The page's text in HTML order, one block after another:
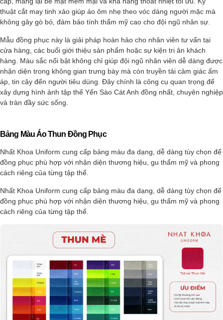
thuật cắt may tinh xảo giúp áo ôm nhẹ theo vóc dáng người mặc mà
không gây gò bó, đảm bảo tính thẩm mỹ cao cho đội ngũ nhân sự.
Mẫu đồng phục này là giải pháp hoàn hảo cho nhân viên tư vấn tại
cửa hàng, các buổi giới thiệu sản phẩm hoặc sự kiện tri ân khách
hàng. Màu sắc nổi bật không chỉ giúp đội ngũ nhân viên dễ dàng được
nhận diện trong không gian trưng bày mà còn truyền tải cảm giác ấm
áp, tin cậy đến người tiêu dùng. Đây chính là công cụ quan trọng để
xây dựng hình ảnh tập thể Yến Sào Cát Anh đồng nhất, chuyên nghiệp
và tràn đầy sức sống.
Bảng Màu Áo Thun Đồng Phục
Nhất Khoa Uniform cung cấp bảng màu đa dạng, dễ dàng tùy chọn để
đồng phục phù hợp với nhận diện thương hiệu, gu thẩm mỹ và phong
cách riêng của từng tập thể.
Nhất Khoa Uniform cung cấp bảng màu đa dạng, dễ dàng tùy chọn để
đồng phục phù hợp với nhận diện thương hiệu, gu thẩm mỹ và phong
cách riêng của từng tập thể.